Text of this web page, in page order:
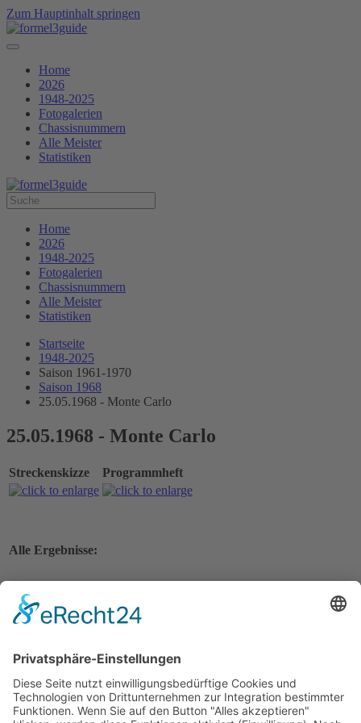
Zum Hauptinhalt springen
Home
2026
1948-2025
Fotogalerien
Chassisnummern
Alle Meister
Statistiken
Home
2026
1948-2025
Fotogalerien
Chassisnummern
Alle Meister
Statistiken
Startseite
1948-2025
Saison 1961-1970
Saison 1968
25.05.1968 - Monte Carlo
25.05.1968 - Monte Carlo
Streckenskizze Programmheft
Alle Ergebnisse:
Nennungsliste
Gesamtergebnis Zeittraining 1+2
Startaufstellung Vorlauf 1
Nennungsliste Vorlauf 2